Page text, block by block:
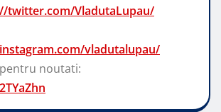
twitter.com/VladutaLupau/
vladutalupau/
noutati: